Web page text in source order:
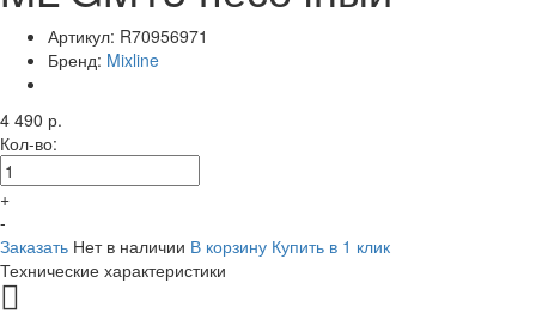
Артикул: R70956971
Бренд: Mixline
4 490 р.
Кол-во:
+
-
Заказать Нет в наличии В корзину Купить в 1 клик
Технические характеристики